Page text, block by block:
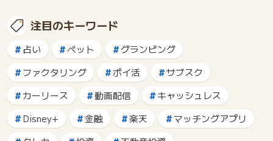
注目のキーワード
占い ペット
グランピング
ファクタリング
ポイ活
サブスク
カーリース
動画配信
キャッシュレス
Disney+
金融 楽天
マッチングアプリ